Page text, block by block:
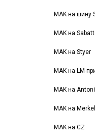
MAK на шину
MAK на
MAK на Styer
MAK на LM-
MAK на
MAK на
MAK на CZ